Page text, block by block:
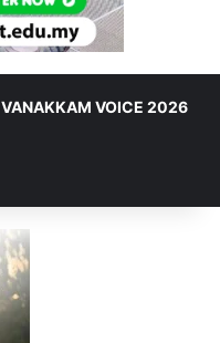
VANAKKAM VOICE 2026